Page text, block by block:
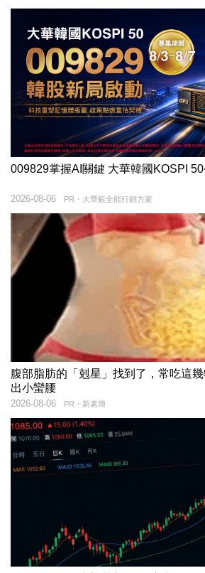
009829掌握AI關鍵 大華韓國KOSPI
PR・大華銀全能行銷方案
2026-08-06
腹部脂肪的「剋星」找到了，常吃這
出小蠻腰
PR・新素簡
2026-08-06